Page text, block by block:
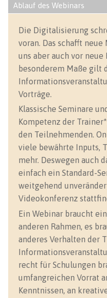
Ablauf des Webinars
Die Digitalisierung
voran. Das schafft
uns aber auch vor
besonderem Maße gilt
Vorträge.
Klassische Seminare
Kompetenz der
den Teilnehmenden.
viele bewährte Inputs,
mehr. Deswegen auch
einfach ein Standard-
weitgehend
Videokonferenz
Ein Webinar braucht
anderen Rahmen, es
anderes Verhalten der
recht für Schulungen
umfangreichen Vorrat
Kenntnissen, an